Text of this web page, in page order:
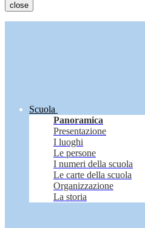
close
Scuola
Panoramica
Presentazione
I luoghi
Le persone
I numeri della scuola
Le carte della scuola
Organizzazione
La storia